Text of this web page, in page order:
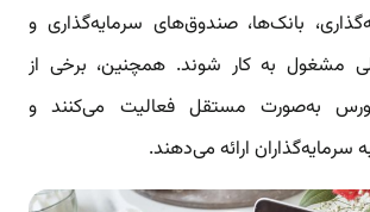
بانک‌ها، صندوق‌های سرمایه‌گذاری و
مشغول به کار شوند. همچنین، برخی از
بورس به‌صورت مستقل فعالیت می‌کنند و
سرمایه‌گذاران ارائه می‌دهند.